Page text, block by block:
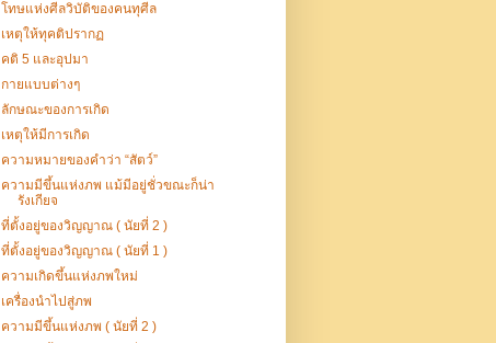
โทษแห่งศีลวิบัติของคนทุศีล
เหตุให้ทุคติปรากฏ
คติ 5 และอุปมา
กายแบบต่างๆ
ลักษณะของการเกิด
เหตุให้มีการเกิด
ความหมายของคำว่า “สัตว์”
ความมีขึ้นแห่งภพ แม้มีอยู่ชั่วขณะก็น่า
รังเกียจ
ที่ตั้งอยู่ของวิญญาณ ( นัยที่ 2 )
ที่ตั้งอยู่ของวิญญาณ ( นัยที่ 1 )
ความเกิดขึ้นแห่งภพใหม่
เครื่องนำไปสู่ภพ
ความมีขึ้นแห่งภพ ( นัยที่ 2 )